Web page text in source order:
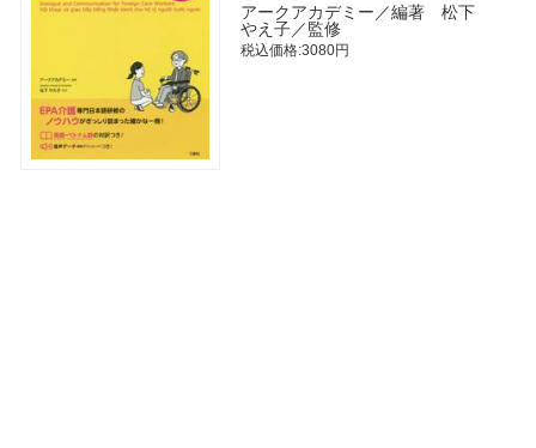
アークアカデミー／編著 松下
やえ子／監修
税込価格:3080円